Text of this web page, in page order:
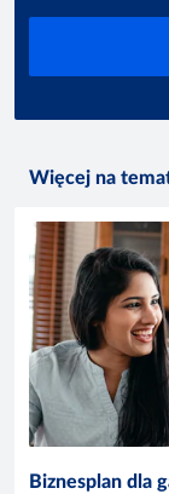
Więcej na
Biznesplan dla